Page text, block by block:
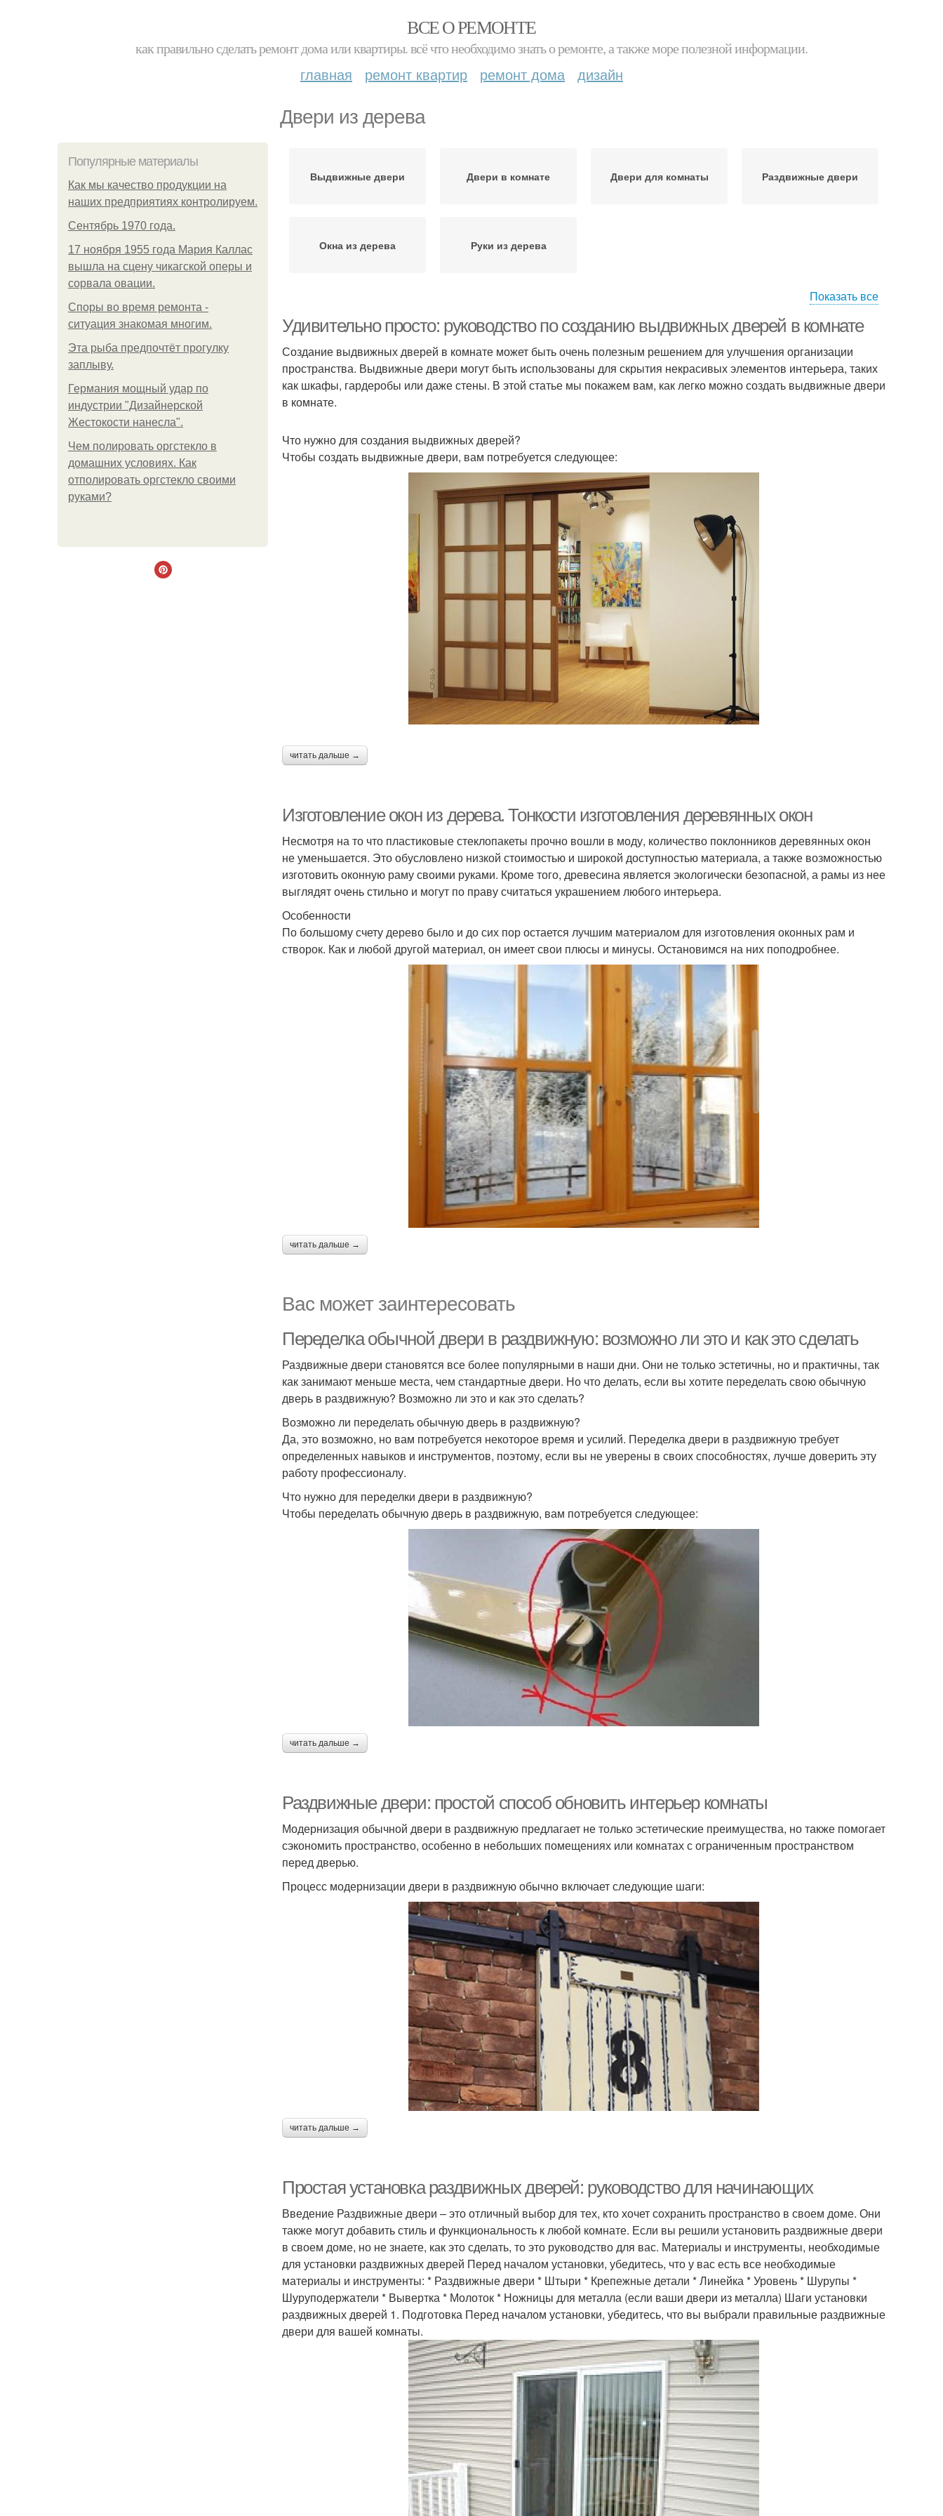
ВСЕ О РЕМОНТЕ
как правильно сделать ремонт дома или квартиры. всё что необходимо знать о ремонте, а также море полезной информации.
главная ремонт квартир ремонт дома дизайн
Двери из дерева
Популярные материалы
Как мы качество продукции на
наших предприятиях контролируем.
Сентябрь 1970 года.
17 ноября 1955 года Мария Каллас
вышла на сцену чикагской оперы и
сорвала овации.
Споры во время ремонта -
ситуация знакомая многим.
Эта рыба предпочтёт прогулку
заплыву.
Германия мощный удар по
индустрии "Дизайнерской
Жестокости нанесла".
Чем полировать оргстекло в
домашних условиях. Как
отполировать оргстекло своими
руками?
Выдвижные двери Двери в комнате Двери для комнаты Раздвижные двери
Окна из дерева Руки из дерева
Показать все
Удивительно просто: руководство по созданию выдвижных дверей в комнате
Создание выдвижных дверей в комнате может быть очень полезным решением для улучшения организации
пространства. Выдвижные двери могут быть использованы для скрытия некрасивых элементов интерьера, таких
как шкафы, гардеробы или даже стены. В этой статье мы покажем вам, как легко можно создать выдвижные двери
в комнате.
Что нужно для создания выдвижных дверей?
Чтобы создать выдвижные двери, вам потребуется следующее:
читать дальше →
Изготовление окон из дерева. Тонкости изготовления деревянных окон
Несмотря на то что пластиковые стеклопакеты прочно вошли в моду, количество поклонников деревянных окон
не уменьшается. Это обусловлено низкой стоимостью и широкой доступностью материала, а также возможностью
изготовить оконную раму своими руками. Кроме того, древесина является экологически безопасной, а рамы из нее
выглядят очень стильно и могут по праву считаться украшением любого интерьера.
Особенности
По большому счету дерево было и до сих пор остается лучшим материалом для изготовления оконных рам и
створок. Как и любой другой материал, он имеет свои плюсы и минусы. Остановимся на них поподробнее.
читать дальше →
Вас может заинтересовать
Переделка обычной двери в раздвижную: возможно ли это и как это сделать
Раздвижные двери становятся все более популярными в наши дни. Они не только эстетичны, но и практичны, так
как занимают меньше места, чем стандартные двери. Но что делать, если вы хотите переделать свою обычную
дверь в раздвижную? Возможно ли это и как это сделать?
Возможно ли переделать обычную дверь в раздвижную?
Да, это возможно, но вам потребуется некоторое время и усилий. Переделка двери в раздвижную требует
определенных навыков и инструментов, поэтому, если вы не уверены в своих способностях, лучше доверить эту
работу профессионалу.
Что нужно для переделки двери в раздвижную?
Чтобы переделать обычную дверь в раздвижную, вам потребуется следующее:
читать дальше →
Раздвижные двери: простой способ обновить интерьер комнаты
Модернизация обычной двери в раздвижную предлагает не только эстетические преимущества, но также помогает
сэкономить пространство, особенно в небольших помещениях или комнатах с ограниченным пространством
перед дверью.
Процесс модернизации двери в раздвижную обычно включает следующие шаги:
читать дальше →
Простая установка раздвижных дверей: руководство для начинающих
Введение Раздвижные двери – это отличный выбор для тех, кто хочет сохранить пространство в своем доме. Они
также могут добавить стиль и функциональность к любой комнате. Если вы решили установить раздвижные двери
в своем доме, но не знаете, как это сделать, то это руководство для вас. Материалы и инструменты, необходимые
для установки раздвижных дверей Перед началом установки, убедитесь, что у вас есть все необходимые
материалы и инструменты: * Раздвижные двери * Штыри * Крепежные детали * Линейка * Уровень * Шурупы *
Шуруподержатели * Вывертка * Молоток * Ножницы для металла (если ваши двери из металла) Шаги установки
раздвижных дверей 1. Подготовка Перед началом установки, убедитесь, что вы выбрали правильные раздвижные
двери для вашей комнаты.